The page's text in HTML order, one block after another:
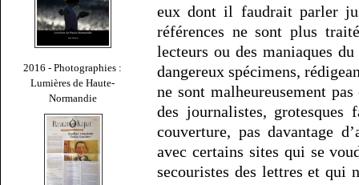
2016 - Photographies :
Lumières de Haute-
Normandie
eux dont il faudrait parler
références ne sont plus
lecteurs ou des maniaques
dangereux spécimens,
ne sont malheureusement
des journalistes, grotesques
couverture, pas davantage
avec certains sites qui se
secouristes des lettres et qui